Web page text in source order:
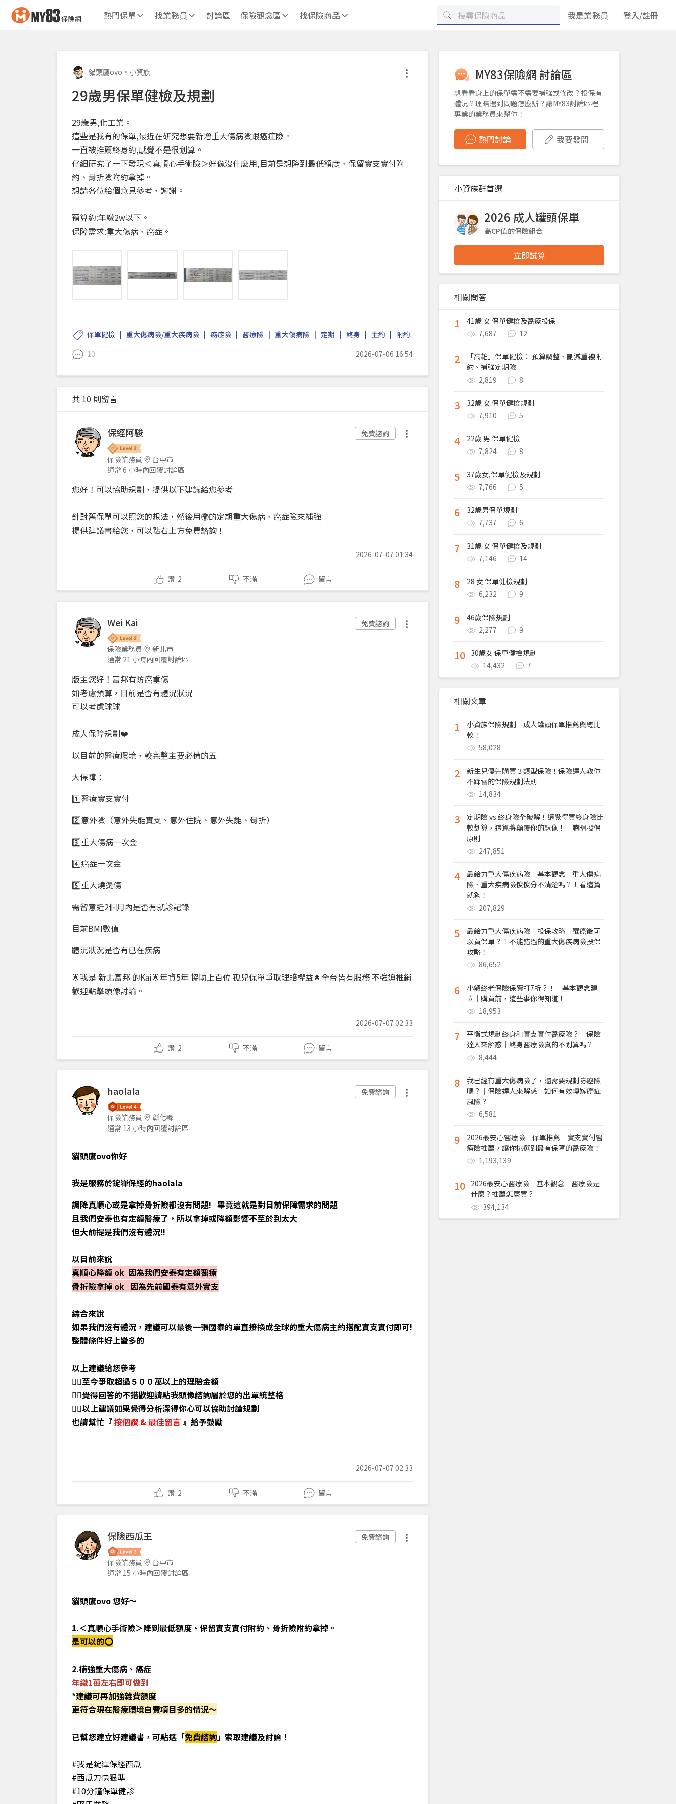
熱門保單 找業務員 討論區 保險觀念區 找保險商品 我是業務員 登入/註冊
貓頭鷹ovo • 小資族
29歲男保單健檢及規劃
29歲男,化工業。
這些是我有的保單,最近在研究想要新增重大傷病險跟癌症險。
一直被推薦終身約,感覺不是很划算。
仔細研究了一下發現＜真順心手術險＞好像沒什麼用,目前是想降到最低額度、保留實支實付附
約、骨折險附約拿掉。
想請各位給個意見參考，謝謝。
預算約:年繳2w以下。
保障需求:重大傷病、癌症。
保單健檢 重大傷病險/重大疾病險 癌症險 醫療險 重大傷病險 定期 終身 主約
附約
10
2026-07-06 16:54
共 10 則留言
保經阿駿
保險業務員
台中市
通常 6 小時內回覆討論區
免費諮詢
您好！可以協助規劃，提供以下建議給您參考
針對舊保單可以照您的想法，然後用🌍的定期重大傷病、癌症險來補強
提供建議書給您，可以點右上方免費諮詢！
2026-07-07 01:34
讚 2 不滿 留言
Wei Kai
保險業務員
新北市
通常 21 小時內回覆討論區
免費諮詢
版主您好！富邦有防癌重傷
如考慮預算，目前是否有體況狀況
可以考慮球球
成人保障規劃❤️
以目前的醫療環境，較完整主要必備的五
大保障：
1️⃣醫療實支實付
2️⃣意外險（意外失能實支、意外住院、意外失能、骨折）
3️⃣重大傷病一次金
4️⃣癌症一次金
5️⃣重大燒燙傷
需留意近2個月內是否有就診記錄
目前BMI數值
體況狀況是否有已在疾病
🌟我是 新北富邦 的Kai🌟年資5年 協助上百位 孤兒保單爭取理賠權益🌟全台皆有服務 不強迫推銷
歡迎點擊頭像討論。
2026-07-07 02:33
讚 2 不滿 留言
haolala
保險業務員
彰化縣
通常 13 小時內回覆討論區
免費諮詢
貓頭鷹ovo你好
我是服務於錠嵂保經的haolala
調降真順心或是拿掉骨折險都沒有問題! 畢竟這就是對目前保障需求的問題
且我們安泰也有定額醫療了，所以拿掉或降額影響不至於到太大
但大前提是我們沒有體況!!
以目前來說
真順心降額 ok 因為我們安泰有定額醫療
骨折險拿掉 ok 因為先前國泰有意外實支
綜合來說
如果我們沒有體況，建議可以最後一張國泰的單直接換成全球的重大傷病主約搭配實支實付即可!
整體條件好上蠻多的
以上建議給您參考
👉🏼至今爭取超過５００萬以上的理賠金額
👉🏼覺得回答的不錯歡迎請點我頭像諮詢屬於您的出單統整格
👉🏼以上建議如果覺得分析深得你心可以協助討論規劃
也請幫忙『 按個讚 &最佳留言』給予鼓勵
2026-07-07 02:33
讚 2 不滿 留言
保險西瓜王
保險業務員
台中市
通常 15 小時內回覆討論區
免費諮詢
貓頭鷹ovo 您好～
1.＜真順心手術險＞降到最低額度、保留實支實付附約、骨折險附約拿掉。
是可以的⭕️
2.補強重大傷病、癌症
年繳1萬左右即可做到
*建議可再加強雜費額度
更符合現在醫療環境自費項目多的情況～
已幫您建立好建議書，可點選「免費諮詢」索取建議及討論！
#我是錠嵂保經西瓜
#西瓜刀快狠準
#10分鐘保單健診
MY83保險網 討論區
想看看身上的保單需不需要補強或修改？投保有
體況？理賠遇到問題怎麼辦？讓MY83討論區裡
專業的業務員來幫你！
熱門討論 我要發問
小資族群首選
2026 成人罐頭保單
高CP值的保險組合
立即試算
相關問答
1
41歲 女 保單健檢及醫療投保
7,687
12
2
「高雄」保單健檢： 預算調整、刪減重複附
約、補強定期險
2,819
8
3
32歲 女 保單健檢規劃
7,910
5
4
22歲 男 保單健檢
7,824
8
5
37歲女,保單健檢及規劃
7,766
5
6
32歲男保單規劃
7,737
6
7
31歲 女 保單健檢及規劃
7,146
14
8
28 女 保單健檢規劃
6,232
9
9
46歲保險規劃
2,277
9
10 30歲女 保單健檢規劃
14,432
7
相關文章
1
小資族保險規劃｜成人罐頭保單推薦與總比
較！
58,028
2
新生兒優先購買３類型保險！保險達人教你
不踩雷的保險規劃法則
14,834
3
定期險 vs 終身險全破解！還覺得買終身險比
較划算，這篇將顛覆你的想像！｜聰明投保
原則
247,851
4
最給力重大傷疾病險｜基本觀念｜重大傷病
險、重大疾病險傻傻分不清楚嗎？！看這篇
就夠！
207,829
5
最給力重大傷疾病險｜投保攻略｜罹癌後可
以買保單？！不能錯過的重大傷疾病險投保
攻略！
86,652
6
小額終老保險保費打7折？！｜基本觀念建
立｜購買前，這些事你得知道！
18,953
7
平衡式規劃終身和實支實付醫療險？｜保險
達人來解惑｜終身醫療險真的不划算嗎？
8,444
8
我已經有重大傷病險了，還需要規劃防癌險
嗎？｜保險達人來解惑｜如何有效轉嫁癌症
風險？
6,581
9
2026最安心醫療險｜保單推薦｜實支實付醫
療險推薦，讓你挑選到最有保障的醫療險！
1,193,139
10 2026最安心醫療險｜基本觀念｜醫療險是
什麼？推薦怎麼買？
394,134